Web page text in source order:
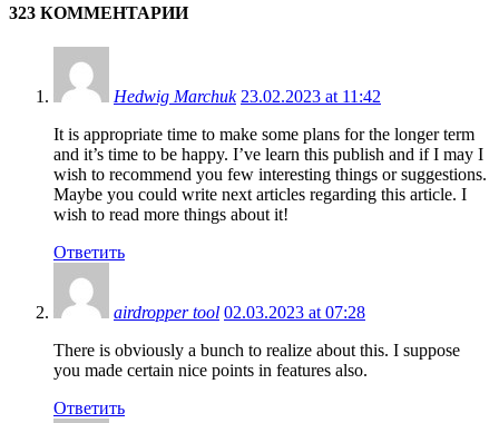
323 КОММЕНТАРИИ
Hedwig Marchuk 23.02.2023 at 11:42
It is appropriate time to make some plans for the longer term
and it’s time to be happy. I’ve learn this publish and if I may I
wish to recommend you few interesting things or suggestions.
Maybe you could write next articles regarding this article. I
wish to read more things about it!
Ответить
airdropper tool 02.03.2023 at 07:28
There is obviously a bunch to realize about this. I suppose
you made certain nice points in features also.
Ответить